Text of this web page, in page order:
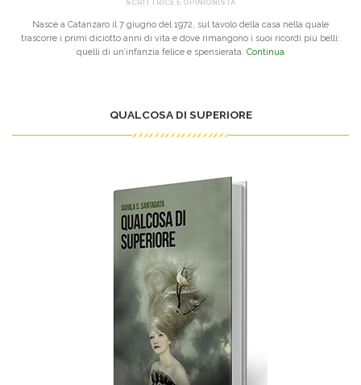
SCRITTRICE E OPINIONISTA
Nasce a Catanzaro il 7 giugno del 1972, sul tavolo della casa nella quale
trascorre i primi diciotto anni di vita e dove rimangono i suoi ricordi più belli:
quelli di un’infanzia felice e spensierata. Continua
QUALCOSA DI SUPERIORE